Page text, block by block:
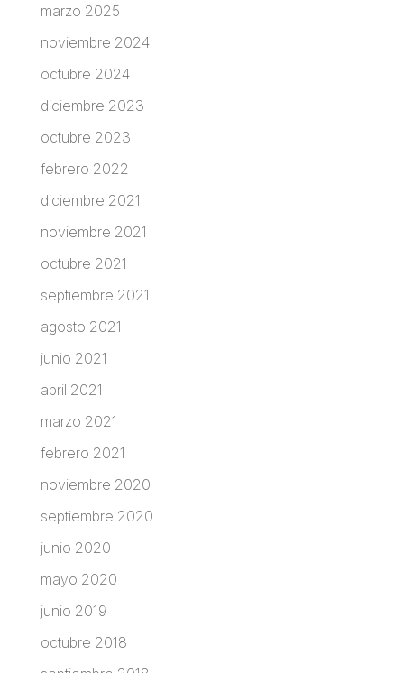
marzo 2025
noviembre 2024
octubre 2024
diciembre 2023
octubre 2023
febrero 2022
diciembre 2021
noviembre 2021
octubre 2021
septiembre 2021
agosto 2021
junio 2021
abril 2021
marzo 2021
febrero 2021
noviembre 2020
septiembre 2020
junio 2020
mayo 2020
junio 2019
octubre 2018